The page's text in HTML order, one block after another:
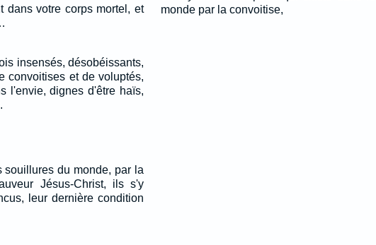
dans votre corps mortel, et
insensés, désobéissants,
convoitises et de voluptés,
l'envie, dignes d'être haïs,
souillures du monde, par la
Jésus-Christ, ils s'y
leur dernière condition
monde par la convoitise,